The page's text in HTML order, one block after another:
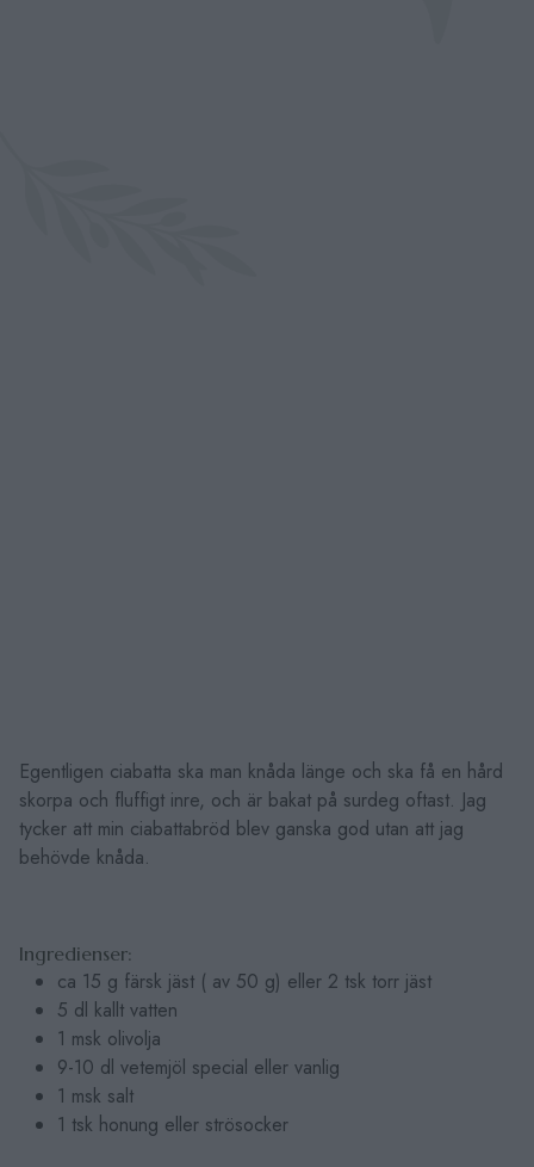
Egentligen ciabatta ska man knåda länge och ska få en hård
skorpa och fluffigt inre, och är bakat på surdeg oftast. Jag
tycker att min ciabattabröd blev ganska god utan att jag
behövde knåda.
Ingredienser:
ca 15 g färsk jäst ( av 50 g) eller 2 tsk torr jäst
5 dl kallt vatten
1 msk olivolja
9-10 dl vetemjöl special eller vanlig
1 msk salt
1 tsk honung eller strösocker